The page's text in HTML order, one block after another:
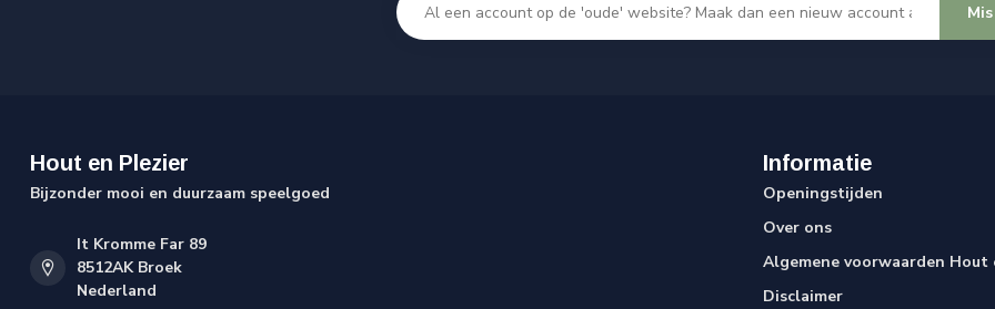
Hout en Plezier
Bijzonder mooi en duurzaam speelgoed
It Kromme Far 89
8512AK Broek
Nederland
Informatie
Openingstijden
Over ons
Algemene voorwaarden Hout
Disclaimer